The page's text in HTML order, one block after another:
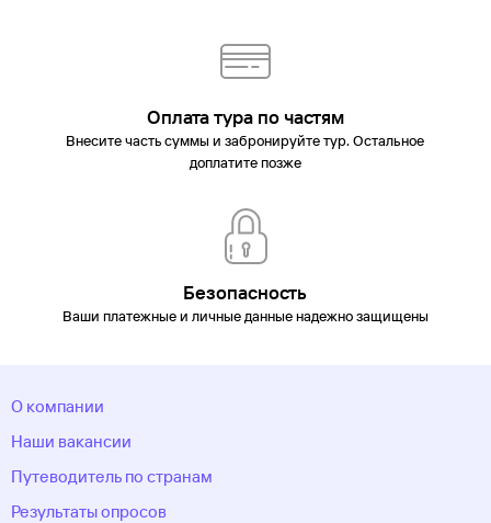
Оплата тура по частям
Внесите часть суммы и забронируйте тур. Остальное
доплатите позже
Безопасность
Ваши платежные и личные данные надежно защищены
О компании
Наши вакансии
Путеводитель по странам
Результаты опросов